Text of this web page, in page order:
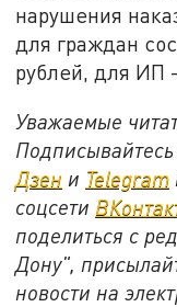
нарушения
для граждан
рублей, для ИП
Уважаемые
Дзен и Telegram
соцсети
поделиться с
Дону",
новости на